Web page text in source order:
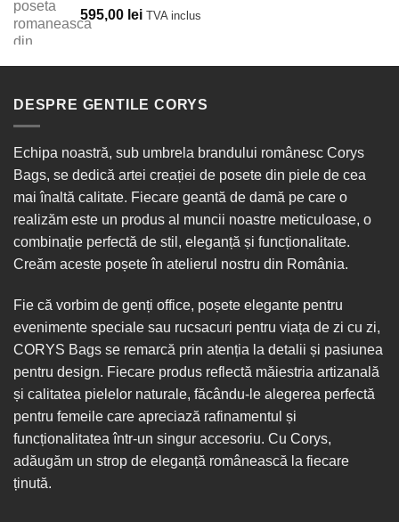
595,00 lei TVA inclus
DESPRE GENTILE CORYS
Echipa noastră, sub umbrela brandului românesc Corys
Bags, se dedică artei creației de posete din piele de cea
mai înaltă calitate. Fiecare geantă de damă pe care o
realizăm este un produs al muncii noastre meticuloase, o
combinație perfectă de stil, eleganță și funcționalitate.
Creăm aceste poșete în atelierul nostru din România.
Fie că vorbim de genți office, poșete elegante pentru
evenimente speciale sau rucsacuri pentru viața de zi cu zi,
CORYS Bags se remarcă prin atenția la detalii și pasiunea
pentru design. Fiecare produs reflectă măiestria artizanală
și calitatea pielelor naturale, făcându-le alegerea perfectă
pentru femeile care apreciază rafinamentul și
funcționalitatea într-un singur accesoriu. Cu Corys,
adăugăm un strop de eleganță românească la fiecare
ținută.